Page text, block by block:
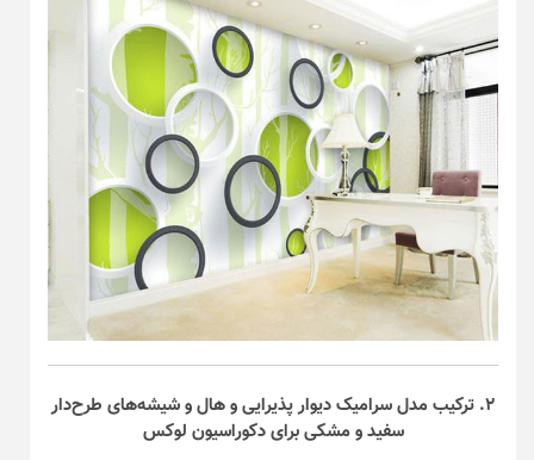
۲. ترکیب مدل سرامیک دیوار پذیرایی و هال و شیشه‌های طرح‌دار
سفید و مشکی برای دکوراسیون لوکس